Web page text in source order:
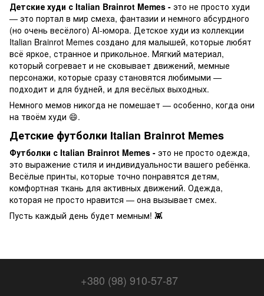
Детские худи с Italian Brainrot Memes - это не просто худи
— это портал в мир смеха, фантазии и немного абсурдного
(но очень весёлого) AI-юмора. Детское худи из коллекции
Italian Brainrot Memes создано для малышей, которые любят
всё яркое, странное и прикольное. Мягкий материал,
который согревает и не сковывает движений, мемные
персонажи, которые сразу становятся любимыми —
подходит и для будней, и для весёлых выходных.
Немного мемов никогда не помешает — особенно, когда они
на твоём худи 😄.
Детские футболки Italian Brainrot Memes
Футболки с Italian Brainrot Memes - это не просто одежда,
это выражение стиля и индивидуальности вашего ребёнка.
Весёлые принты, которые точно понравятся детям,
комфортная ткань для активных движений. Одежда,
которая не просто нравится — она вызывает смех.
Пусть каждый день будет мемным! 👾
+380 (98) 910-57-87